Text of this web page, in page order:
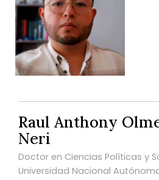
Raul Anthony
Neri
Doctor en Ciencias Políticas y
Universidad Nacional